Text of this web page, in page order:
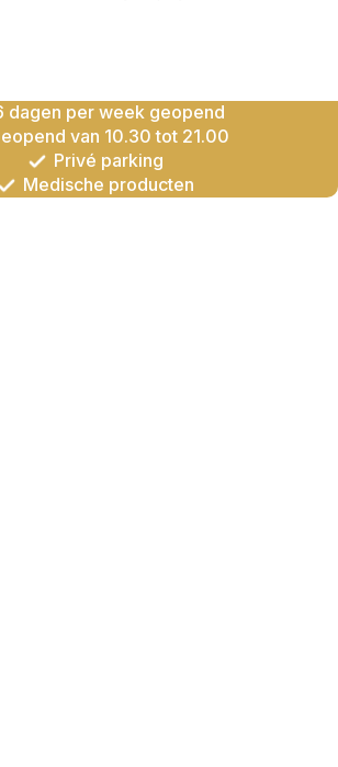
dagen per week geopend
van 10.30 tot 21.00
Privé parking
Medische producten